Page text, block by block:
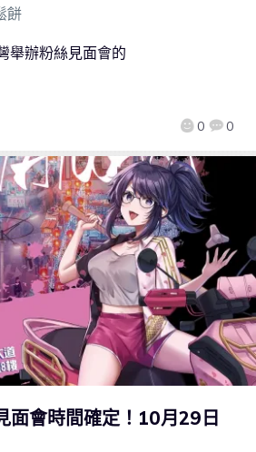
餅
0 0
舉辦粉絲見面會的
面會時間確定！10月29日